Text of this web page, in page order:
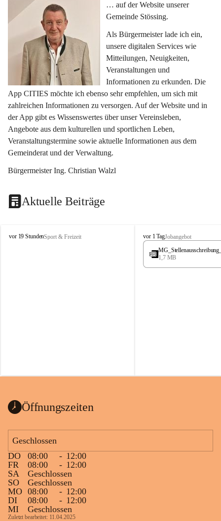
… auf der Website unserer
Gemeinde Stössing.
Als Bürgermeister lade ich ein,
unsere digitalen Services wie
Mitteilungen, Neuigkeiten,
Veranstaltungen und
Informationen zu erkunden. Die
App CITIES möchte ich ebenso sehr empfehlen, um sich mit
zahlreichen Informationen zu versorgen. Auf der Website und in
der App gibt es Wissenswertes über unser Vereinsleben,
Angebote aus dem kulturellen und sportlichen Leben,
Veranstaltungstermine sowie aktuelle Informationen aus dem
Gemeinderat und der Verwaltung.
Bürgermeister Ing. Christian Walzl
Aktuelle Beiträge
S
vor 19 StundenSport & Freizeit
S
t
s
vor 1 TagJobangebot
1,7 MB
Öffnungszeiten
Geschlossen
DO
08:00 - 12:00
FR
08:00 - 12:00
SA
Geschlossen
SO
Geschlossen
MO 08:00 - 12:00
DI
08:00 - 12:00
MI
Geschlossen
Zuletzt bearbeitet: 11.04.2025